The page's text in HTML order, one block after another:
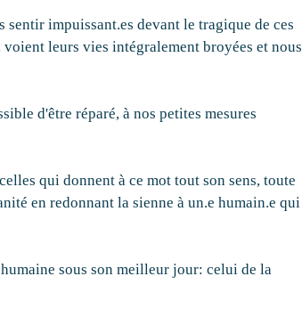
impuissant.es devant le tragique de ces
leurs vies intégralement broyées et nous
d'être réparé, à nos petites mesures
qui donnent à ce mot tout son sens, toute
en redonnant la sienne à un.e humain.e qui
sous son meilleur jour: celui de la